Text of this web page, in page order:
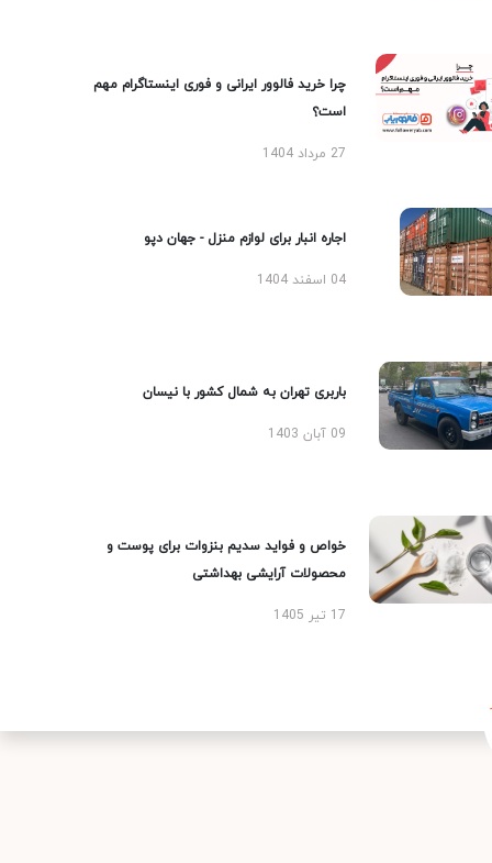
چرا خرید فالوور ایرانی و فوری اینستاگرام مهم
است؟
27 مرداد 1404
اجاره انبار برای لوازم منزل - جهان دپو
04 اسفند 1404
باربری تهران به شمال کشور با نیسان
09 آبان 1403
خواص و فواید سدیم بنزوات برای پوست و
محصولات آرایشی بهداشتی
17 تیر 1405